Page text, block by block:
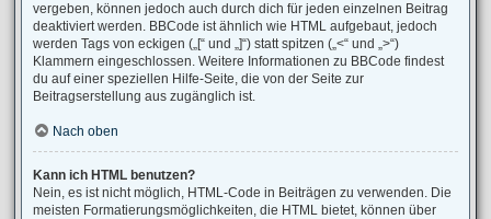
vergeben, können jedoch auch durch dich für jeden einzelnen Beitrag
deaktiviert werden. BBCode ist ähnlich wie HTML aufgebaut, jedoch
werden Tags von eckigen („[“ und „]“) statt spitzen („<“ und „>“)
Klammern eingeschlossen. Weitere Informationen zu BBCode findest
du auf einer speziellen Hilfe-Seite, die von der Seite zur
Beitragserstellung aus zugänglich ist.
Nach oben
Kann ich HTML benutzen?
Nein, es ist nicht möglich, HTML-Code in Beiträgen zu verwenden. Die
meisten Formatierungsmöglichkeiten, die HTML bietet, können über